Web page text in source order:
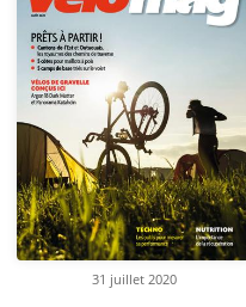
31 juillet 2020